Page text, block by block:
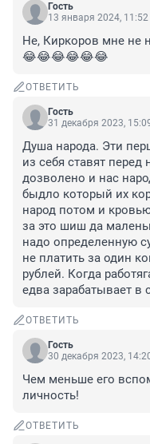
Гость
13 января 2024, 11:52
Не, Киркоров мне не
😂😂😂😂😂😂
ОТВЕТИТЬ
Гость
31 декабря 2023,
Душа народа. Эти
из себя ставят
дозволено и нас
быдло который их
народ потом и
за это шиш да
надо определенную
не платить за один
рублей. Когда
едва зарабатывает в
ОТВЕТИТЬ
Гость
30 декабря 2023,
Чем меньше его
личность!
ОТВЕТИТЬ